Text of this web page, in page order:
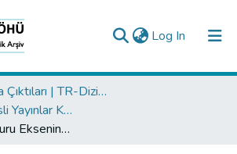
Log In (current)
Araştırma Çıktıları | TR-Dizin | WoS | Scopus | PubMed
TR-Dizin İndeksli Yayınlar Koleksiyonu
Üç Bağlılık Unsuru Ekseninde Örgütsel Bağlılık